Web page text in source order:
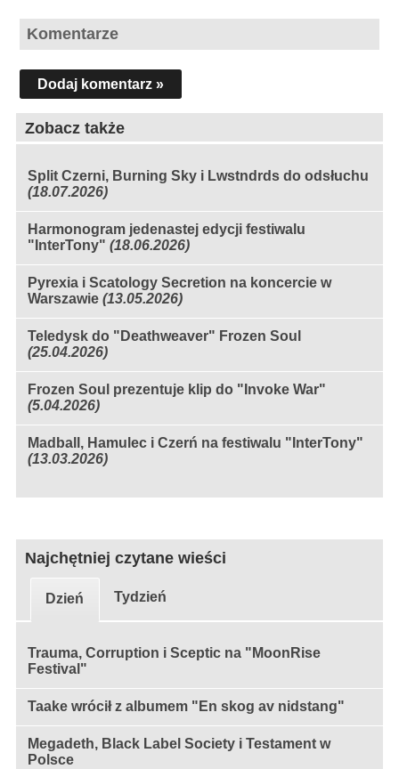
Komentarze
Dodaj komentarz »
Zobacz także
Split Czerni, Burning Sky i Lwstndrds do odsłuchu
(18.07.2026)
Harmonogram jedenastej edycji festiwalu
"InterTony" (18.06.2026)
Pyrexia i Scatology Secretion na koncercie w
Warszawie (13.05.2026)
Teledysk do "Deathweaver" Frozen Soul
(25.04.2026)
Frozen Soul prezentuje klip do "Invoke War"
(5.04.2026)
Madball, Hamulec i Czerń na festiwalu "InterTony"
(13.03.2026)
Najchętniej czytane wieści
Dzień Tydzień
Trauma, Corruption i Sceptic na "MoonRise
Festival"
Taake wrócił z albumem "En skog av nidstang"
Megadeth, Black Label Society i Testament w
Polsce